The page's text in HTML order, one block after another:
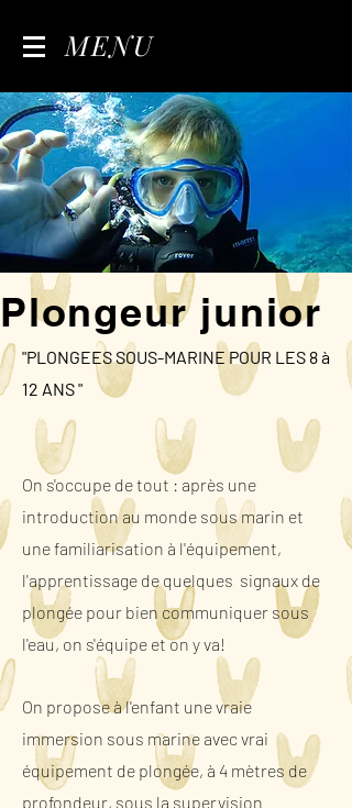
MENU
Plongeur junior
"PLONGEES SOUS-MARINE POUR LES 8 à
12 ANS "
On s'occupe de tout : après une
introduction au monde sous marin et
une familiarisation à l'équipement,
l'apprentissage de quelques signaux de
plongée pour bien communiquer sous
l'eau, on s'équipe et on y va!
On propose à l'enfant une vraie
immersion sous marine avec vrai
équipement de plongée, à 4 mètres de
profondeur, sous la supervision